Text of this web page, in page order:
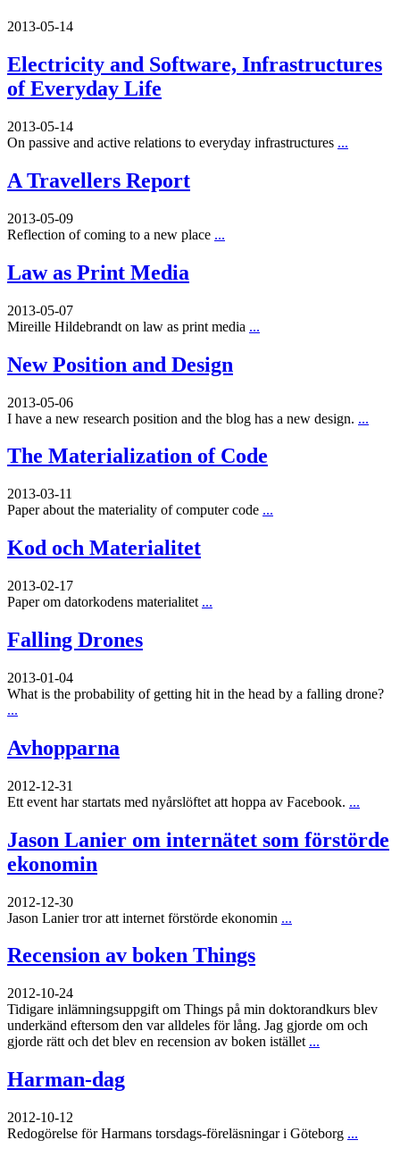
2013-05-14
Electricity and Software, Infrastructures
of Everyday Life
2013-05-14
On passive and active relations to everyday infrastructures ...
A Travellers Report
2013-05-09
Reflection of coming to a new place ...
Law as Print Media
2013-05-07
Mireille Hildebrandt on law as print media ...
New Position and Design
2013-05-06
I have a new research position and the blog has a new design. ...
The Materialization of Code
2013-03-11
Paper about the materiality of computer code ...
Kod och Materialitet
2013-02-17
Paper om datorkodens materialitet ...
Falling Drones
2013-01-04
What is the probability of getting hit in the head by a falling drone?
...
Avhopparna
2012-12-31
Ett event har startats med nyårslöftet att hoppa av Facebook. ...
Jason Lanier om internätet som förstörde
ekonomin
2012-12-30
Jason Lanier tror att internet förstörde ekonomin ...
Recension av boken Things
2012-10-24
Tidigare inlämningsuppgift om Things på min doktorandkurs blev
underkänd eftersom den var alldeles för lång. Jag gjorde om och
gjorde rätt och det blev en recension av boken istället ...
Harman-dag
2012-10-12
Redogörelse för Harmans torsdags-föreläsningar i Göteborg ...